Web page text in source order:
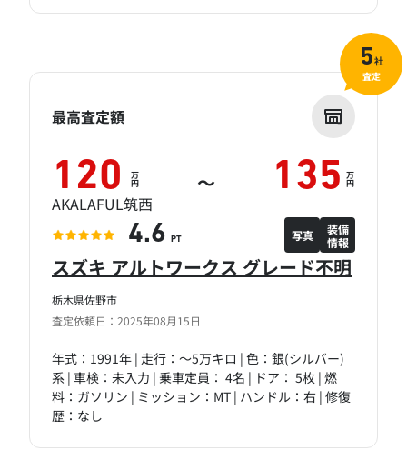
栃木県佐野市
査定依頼日：2025年08月15日
スズキ アルトワークス グレード不明
年式：1991年 | 走行：～5万キロ | 色：銀(シルバー)
系 | 車検：未入力 | 乗車定員： 4名 | ドア： 5枚 | 燃
料：ガソリン | ミッション：MT | ハンドル：右 | 修復
歴：なし
最高査定額
120 万
円 ～ 135 万
円
AKALAFUL筑西
4.6 PT 写真
装備
情報
5社
査定